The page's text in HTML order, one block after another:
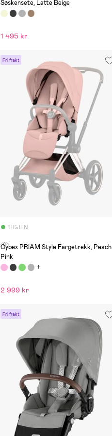
Søskensete, Latte Beige
1 495 kr
Fri frakt
1 IGJEN
(0)
Cybex PRIAM Style Fargetrekk, Peach
Pink
2 999 kr
Fri frakt